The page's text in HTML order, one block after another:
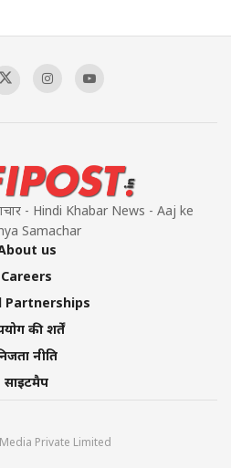
- Hindi Khabar News - Aaj ke
Samachar
us
Careers
Partnerships
की शर्तें
नीति
साइटमैप
Private Limited